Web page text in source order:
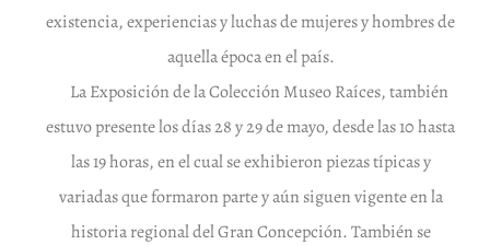
existencia, experiencias y luchas de mujeres y hombres de
aquella época en el país.
La Exposición de la Colección Museo Raíces, también
estuvo presente los días 28 y 29 de mayo, desde las 10 hasta
las 19 horas, en el cual se exhibieron piezas típicas y
variadas que formaron parte y aún siguen vigente en la
historia regional del Gran Concepción. También se